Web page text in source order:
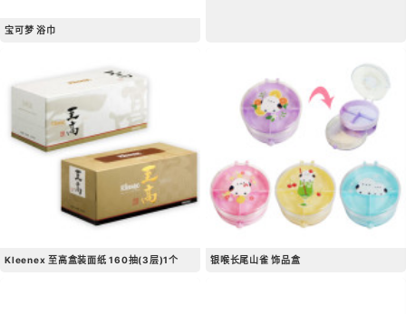
宝可梦 浴巾
Kleenex 至高盒装面纸 160抽(3层)1个 银喉长尾山雀 饰品盒